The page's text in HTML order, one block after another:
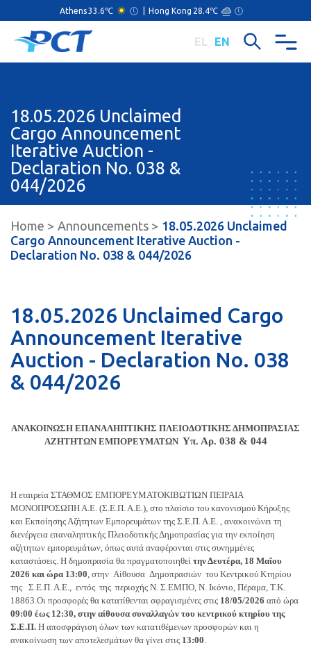
Athens33.6℃ Hong Kong 28.4℃
EL EN
18.05.2026 Unclaimed
Cargo Announcement
Iterative Auction -
Declaration Nο. 038 &
044/2026
Home Announcements
18.05.2026 Unclaimed
Cargo Announcement Iterative Auction -
Declaration Nο. 038 & 044/2026
18.05.2026 Unclaimed Cargo
Announcement Iterative
Auction - Declaration Nο. 038
& 044/2026
ΑΝΑΚΟΙΝΩΣΗ ΕΠΑΝΑΛΗΠΤΙΚΗΣ ΠΛΕΙΟΔΟΤΙΚΗΣ ΔΗΜΟΠΡΑΣΙΑΣ
ΑΖΗΤΗΤΩΝ ΕΜΠΟΡΕΥΜΑΤΩΝ Υπ. Αρ. 038 & 044
Η εταιρεία ΣΤΑΘΜΟΣ ΕΜΠΟΡΕΥΜΑΤΟΚΙΒΩΤΙΩΝ ΠΕΙΡΑΙΑ
ΜΟΝΟΠΡΟΣΩΠΗ Α.Ε. (Σ.Ε.Π. Α.Ε.), στο πλαίσιο του κανονισμού Κήρυξης
και Εκποίησης Αζήτητων Εμπορευμάτων της Σ.Ε.Π. Α.Ε. , ανακοινώνει τη
διενέργεια επαναληπτικής Πλειοδοτικής Δημοπρασίας για την εκποίηση
αζήτητων εμπορευμάτων, όπως αυτά αναφέρονται στις συνημμένες
καταστάσεις. Η δημοπρασία θα πραγματοποιηθεί την Δευτέρα, 18 Μαΐου
2026 και ώρα 13:00 , στην Αίθουσα Δημοπρασιών του Κεντρικού Κτηρίου
της Σ.Ε.Π. Α.Ε., εντός της περιοχής Ν. Σ.ΕΜΠΟ, Ν. Ικόνιο, Πέραμα, Τ.Κ.
18863.Οι προσφορές θα κατατίθενται σφραγισμένες στις 18/05/2026 από ώρα
09:00 έως 12:30, στην αίθουσα συναλλαγών του κεντρικού κτηρίου της
Σ.Ε.Π. Η αποσφράγιση όλων των κατατιθέμενων προσφορών και η
ανακοίνωση των αποτελεσμάτων θα γίνει στις 13:00